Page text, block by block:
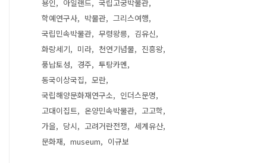
용인 아일랜드
국립고궁박물관
학예연구사
박물관
그리스여행
국립민속박물관
무령왕릉
김유신
화랑세기
미라 천연기념물
진흥왕
풍납토성
경주
투탕카멘
동국이상국집
모란
국립해양문화재연구소
인더스문명
고대이집트
온양민속박물관
고고학
가을
당시 고려거란전쟁
세계유산
문화재
museum 이규보